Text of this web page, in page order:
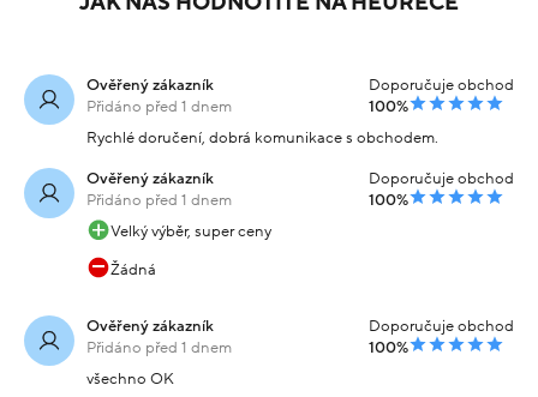
Ověřený zákazník
Přidáno před 1 dnem
Doporučuje obchod
100%
Rychlé doručení, dobrá komunikace s obchodem.
Ověřený zákazník
Přidáno před 1 dnem
Doporučuje obchod
100%
Velký výběr, super ceny
Žádná
Ověřený zákazník
Přidáno před 1 dnem
Doporučuje obchod
100%
všechno OK